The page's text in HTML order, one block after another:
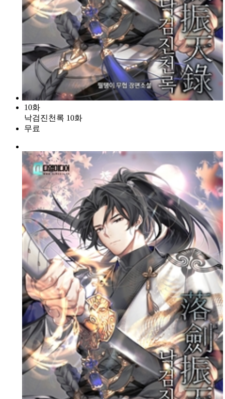
10화
낙검진천록 10화
무료